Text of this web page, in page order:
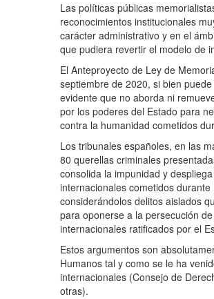
Las políticas públicas
reconocimientos institucionales
carácter administrativo y en el
que pudiera revertir el modelo de
El Anteproyecto de Ley de
septiembre de 2020, si bien
evidente que no aborda ni
por los poderes del Estado para
contra la humanidad cometidos
Los tribunales españoles, en las
80 querellas criminales
consolida la impunidad y
internacionales cometidos
considerándolos delitos aislados
para oponerse a la persecución
internacionales ratificados por el
Estos argumentos son
Humanos tal y como se le ha
internacionales (Consejo de
otras).